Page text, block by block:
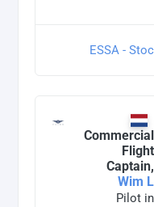
ESSA -
Commercial
Flight
Captain,
Wim L
Pilot in